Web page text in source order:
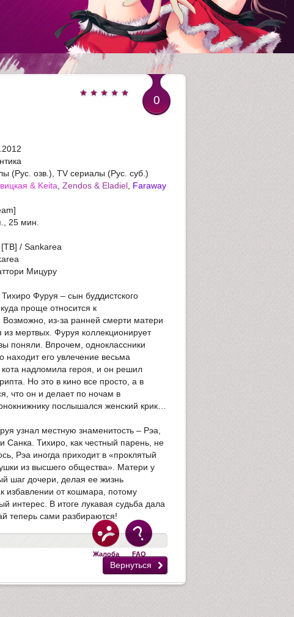
0
5
(Рус. озв.), TV сериалы (Рус. суб.)
& Keita Zendos & Eladiel Faraway
25 мин.
Мицуру
Фуруя – сын буддистского
проще относится к
Возможно, из-за ранней смерти матери
мертвых. Фуруя коллекционирует
поняли. Впрочем, одноклассники
его увлечение весьма
надломила героя, и он решил
Но это в кино все просто, а в
что он и делает по ночам в
послышался женский крик…
узнал местную знаменитость – Рэа,
Санка. Тихиро, как честный парень, не
Рэа иногда приходит в «проклятый
из высшего общества». Матери у
шаг дочери, делая ее жизнь
избавлении от кошмара, потому
интерес. В итоге лукавая судьба дала
теперь сами разбираются!
Жалоба FAQ
Вернуться